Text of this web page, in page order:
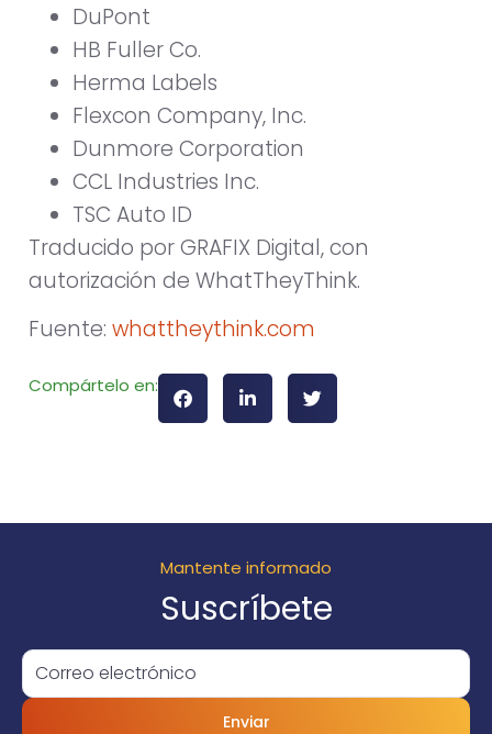
DuPont
HB Fuller Co.
Herma Labels
Flexcon Company, Inc.
Dunmore Corporation
CCL Industries Inc.
TSC Auto ID
Traducido por GRAFIX Digital, con
autorización de WhatTheyThink.
Fuente: whattheythink.com
Compártelo en:
Mantente informado
Suscríbete
Enviar